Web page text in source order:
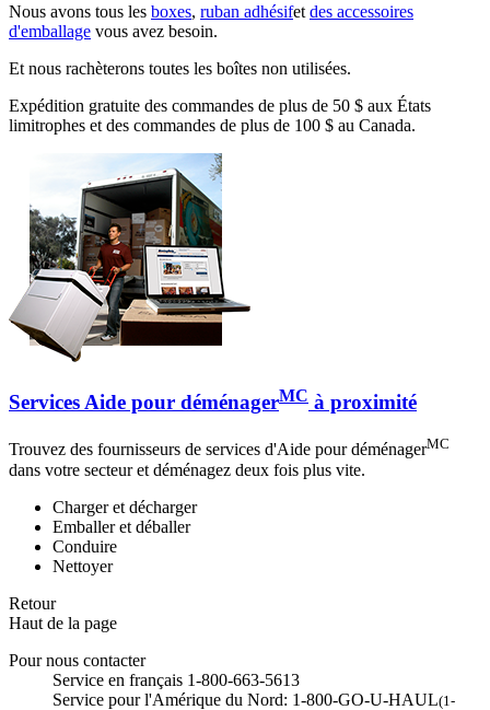
Nous avons tous les boxes, ruban adhésifet des accessoires
d'emballage vous avez besoin.
Et nous rachèterons toutes les boîtes non utilisées.
Expédition gratuite des commandes de plus de 50 $ aux États
limitrophes et des commandes de plus de 100 $ au Canada.
Services Aide pour déménagerMC à proximité
Trouvez des fournisseurs de services d'Aide pour déménagerMC
dans votre secteur et déménagez deux fois plus vite.
Charger et décharger
Emballer et déballer
Conduire
Nettoyer
Retour
Haut de la page
Pour nous contacter
Service en français 1-800-663-5613
Service pour l'Amérique du Nord: 1-800-GO-U-HAUL(1-